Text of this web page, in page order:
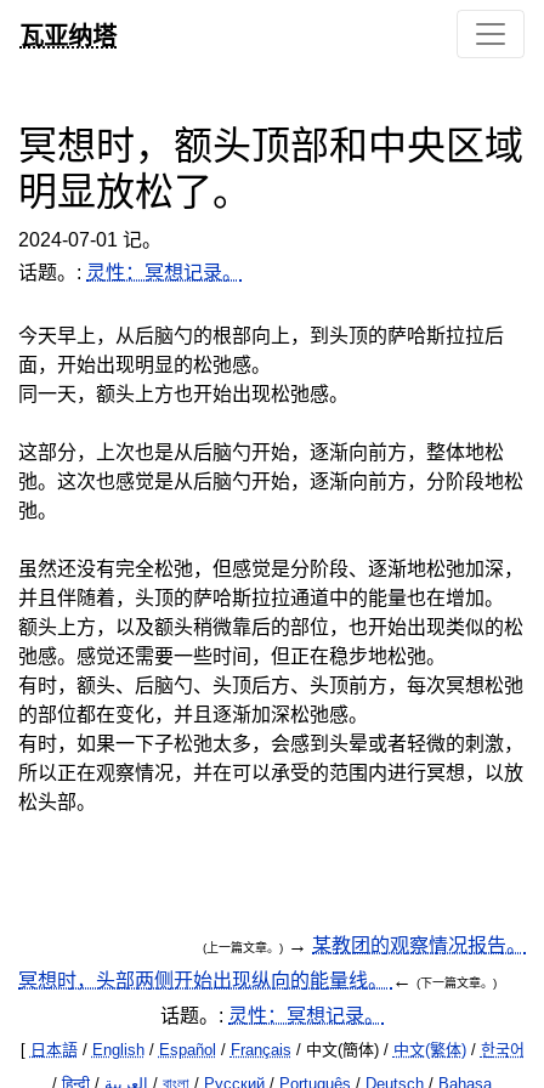
瓦亚纳塔
冥想时，额头顶部和中央区域
明显放松了。
2024-07-01 记。
话题。: 灵性：冥想记录。
今天早上，从后脑勺的根部向上，到头顶的萨哈斯拉拉后
面，开始出现明显的松弛感。
同一天，额头上方也开始出现松弛感。
这部分，上次也是从后脑勺开始，逐渐向前方，整体地松
弛。这次也感觉是从后脑勺开始，逐渐向前方，分阶段地松
弛。
虽然还没有完全松弛，但感觉是分阶段、逐渐地松弛加深，
并且伴随着，头顶的萨哈斯拉拉通道中的能量也在增加。
额头上方，以及额头稍微靠后的部位，也开始出现类似的松
弛感。感觉还需要一些时间，但正在稳步地松弛。
有时，额头、后脑勺、头顶后方、头顶前方，每次冥想松弛
的部位都在变化，并且逐渐加深松弛感。
有时，如果一下子松弛太多，会感到头晕或者轻微的刺激，
所以正在观察情况，并在可以承受的范围内进行冥想，以放
松头部。
(上一篇文章。) → 某教团的观察情况报告。
冥想时，头部两侧开始出现纵向的能量线。
← (下一篇文章。)
话题。: 灵性：冥想记录。
[ 日本語/ English/ Español / Français / 中文(簡体) / 中文(繁体)/ 한국어
/हिन्दी / العربية / বাংলা / Русский / Português / Deutsch / Bahasa